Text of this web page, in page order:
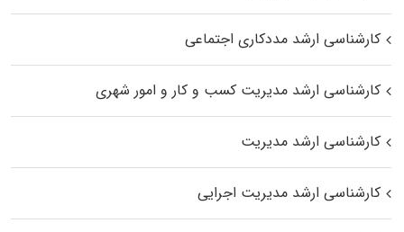
کارشناسی ارشد مددکاری اجتماعی
کارشناسی ارشد مدیریت کسب و کار و امور شهری
کارشناسی ارشد مدیریت
کارشناسی ارشد مدیریت اجرایی